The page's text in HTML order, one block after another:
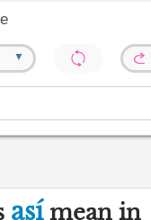
▼
asímean in